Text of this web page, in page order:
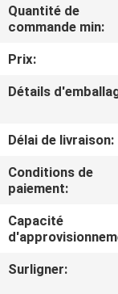
VISITE
CONTRÔLE
QUALITÉ
NOUS
NOUVELLES
Quantité de
commande min:
Prix:
Détails
Délai de livraison:
Conditions de
paiement:
Capacité
Surligner: